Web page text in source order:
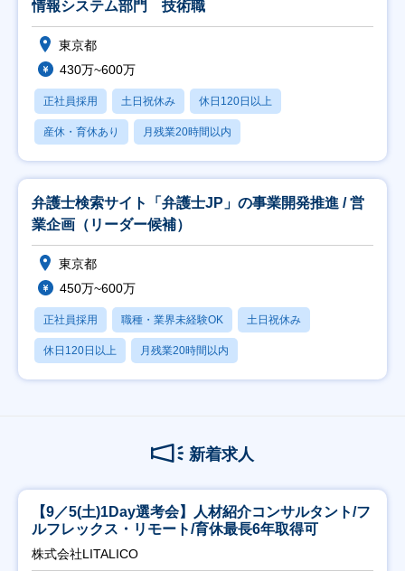
情報システム部門 技術職
東京都
430万~600万
正社員採用 土日祝休み 休日120日以上
産休・育休あり 月残業20時間以内
弁護士検索サイト「弁護士JP」の事業開発推進 / 営
業企画（リーダー候補）
東京都
450万~600万
正社員採用 職種・業界未経験OK 土日祝休み
休日120日以上 月残業20時間以内
新着求人
【9／5(土)1Day選考会】人材紹介コンサルタント/フ
ルフレックス・リモート/育休最長6年取得可
株式会社LITALICO